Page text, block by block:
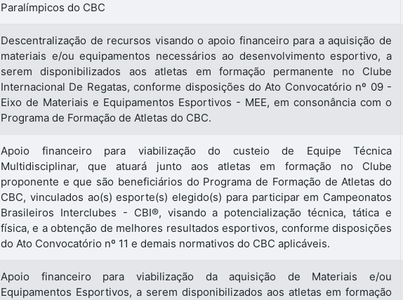
Paralímpicos do CBC
Descentralização de recursos visando o apoio financeiro para a aquisição de
materiais e/ou equipamentos necessários ao desenvolvimento esportivo, a
serem disponibilizados aos atletas em formação permanente no Clube
Internacional De Regatas, conforme disposições do Ato Convocatório nº 09 -
Eixo de Materiais e Equipamentos Esportivos - MEE, em consonância com o
Programa de Formação de Atletas do CBC.
Apoio financeiro para viabilização do custeio de Equipe Técnica
Multidisciplinar, que atuará junto aos atletas em formação no Clube
proponente e que são beneficiários do Programa de Formação de Atletas do
CBC, vinculados ao(s) esporte(s) elegido(s) para participar em Campeonatos
Brasileiros Interclubes - CBI®, visando a potencialização técnica, tática e
física, e a obtenção de melhores resultados esportivos, conforme disposições
do Ato Convocatório nº 11 e demais normativos do CBC aplicáveis.
Apoio financeiro para viabilização da aquisição de Materiais e/ou
Equipamentos Esportivos, a serem disponibilizados aos atletas em formação